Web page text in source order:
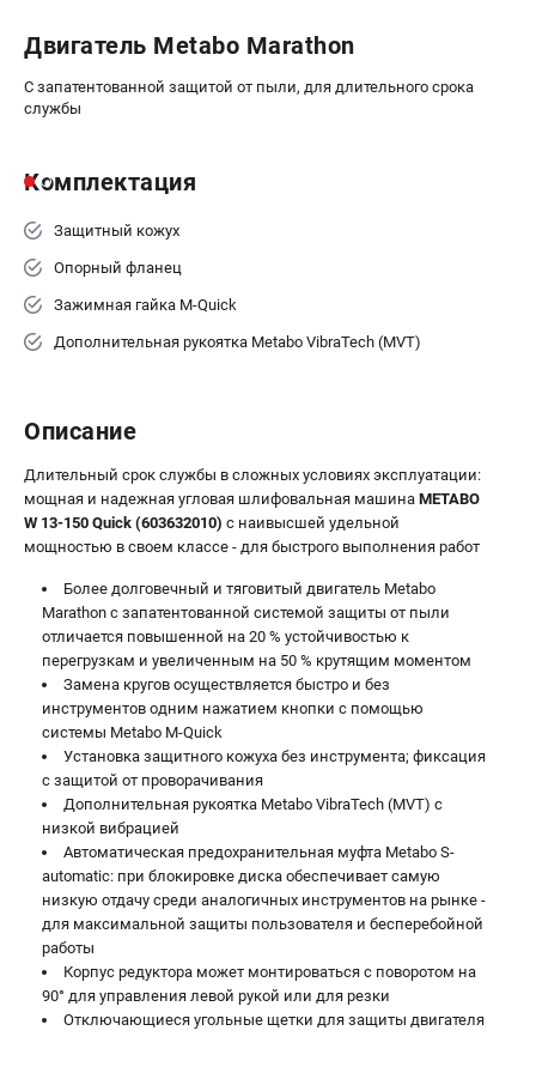
zakaz@metabo-market.ru
Двигатель Metabo Marathon
С запатентованной защитой от пыли, для длительного срока
службы
Комплектация
Защитный кожух
Опорный фланец
Зажимная гайка M-Quick
Дополнительная рукоятка Metabo VibraTech (MVT)
Описание
Длительный срок службы в сложных условиях эксплуатации:
мощная и надежная угловая шлифовальная машина METABO
W 13-150 Quick (603632010) с наивысшей удельной
мощностью в своем классе - для быстрого выполнения работ
Более долговечный и тяговитый двигатель Metabo
Marathon с запатентованной системой защиты от пыли
отличается повышенной на 20 % устойчивостью к
перегрузкам и увеличенным на 50 % крутящим моментом
Замена кругов осуществляется быстро и без
инструментов одним нажатием кнопки с помощью
системы Metabo M-Quick
Установка защитного кожуха без инструмента; фиксация
с защитой от проворачивания
Дополнительная рукоятка Metabo VibraTech (MVT) с
низкой вибрацией
Автоматическая предохранительная муфта Metabo S-
automatic: при блокировке диска обеспечивает самую
низкую отдачу среди аналогичных инструментов на рынке -
для максимальной защиты пользователя и бесперебойной
работы
Корпус редуктора может монтироваться с поворотом на
90° для управления левой рукой или для резки
Отключающиеся угольные щетки для защиты двигателя